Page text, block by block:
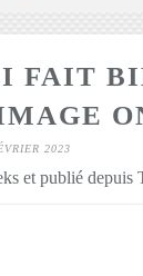
FAIT
2023
et publié depuis